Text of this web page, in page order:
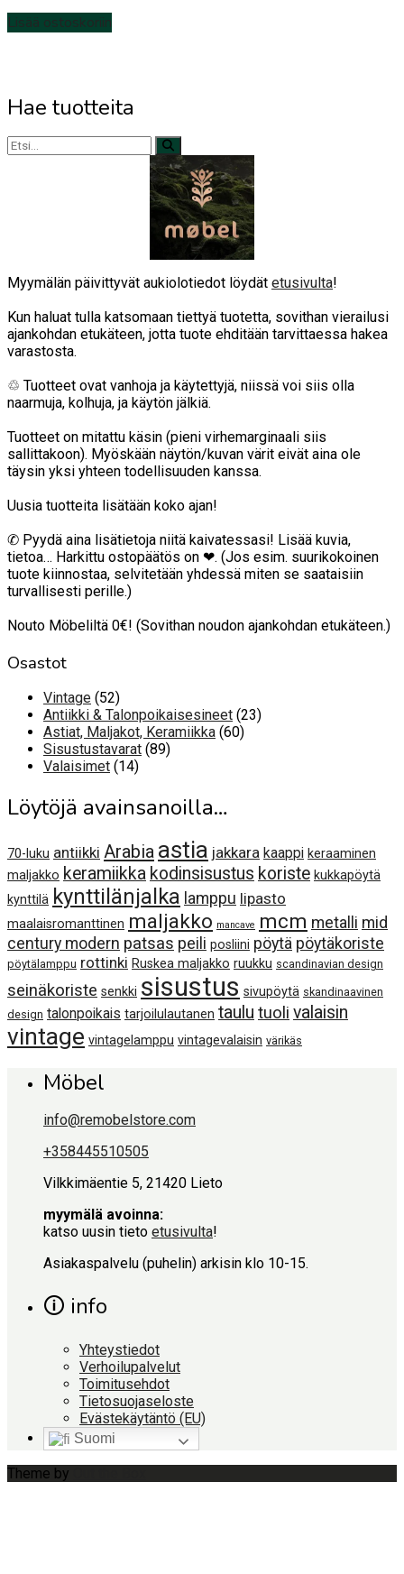
Lisää ostoskoriin
Hae tuotteita
Myymälän päivittyvät aukiolotiedot löydät etusivulta!
Kun haluat tulla katsomaan tiettyä tuotetta, sovithan vierailusi
ajankohdan etukäteen, jotta tuote ehditään tarvittaessa hakea
varastosta.
♲ Tuotteet ovat vanhoja ja käytettyjä, niissä voi siis olla
naarmuja, kolhuja, ja käytön jälkiä.
Tuotteet on mitattu käsin (pieni virhemarginaali siis
sallittakoon). Myöskään näytön/kuvan värit eivät aina ole
täysin yksi yhteen todellisuuden kanssa.
Uusia tuotteita lisätään koko ajan!
✆ Pyydä aina lisätietoja niitä kaivatessasi! Lisää kuvia,
tietoa… Harkittu ostopäätös on ❤. (Jos esim. suurikokoinen
tuote kiinnostaa, selvitetään yhdessä miten se saataisiin
turvallisesti perille.)
Nouto Möbeliltä 0€! (Sovithan noudon ajankohdan etukäteen.)
Osastot
Vintage 5252
tuotetta
Antiikki & Talonpoikaisesineet 2323
Astiat, Maljakot, Keramiikka 6060
Sisustustavarat 8989
Valaisimet 1414
Löytöjä avainsanoilla…
70-luku antiikki Arabia astia jakkara kaappi keraaminen
maljakko keramiikka kodinsisustus koriste kukkapöytä
kynttilä kynttilänjalka lamppu lipasto
maalaisromanttinen maljakko mancave mcm metalli mid
century modern patsas peili posliini pöytä pöytäkoriste
pöytälamppu rottinki Ruskea maljakko ruukku scandinavian design
seinäkoriste senkki sisustus sivupöytä skandinaavinen
design talonpoikais tarjoilulautanen taulu tuoli valaisin
vintage vintagelamppu vintagevalaisin värikäs
Möbel
info@remobelstore.com
+358445510505
Vilkkimäentie 5, 21420 Lieto
myymälä avoinna:
katso uusin tieto etusivulta!
Asiakaspalvelu (puhelin) arkisin klo 10-15.
🛈 info
Yhteystiedot
Verhoilupalvelut
Toimitusehdot
Tietosuojaseloste
Evästekäytäntö (EU)
Suomi
Theme by